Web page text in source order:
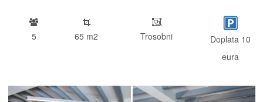
5 65 m2 Trosobni
Doplata 10
eura